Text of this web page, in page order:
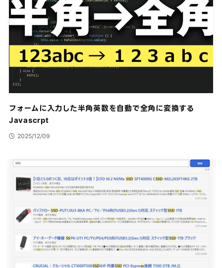
フォームに入力した半角英数を自動で全角に変換する
Javascrpt
2025/12/09